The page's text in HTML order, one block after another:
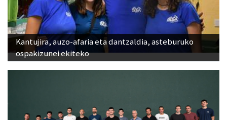
Kantujira, auzo-afaria eta dantzaldia, asteburuko
ospakizunei ekiteko